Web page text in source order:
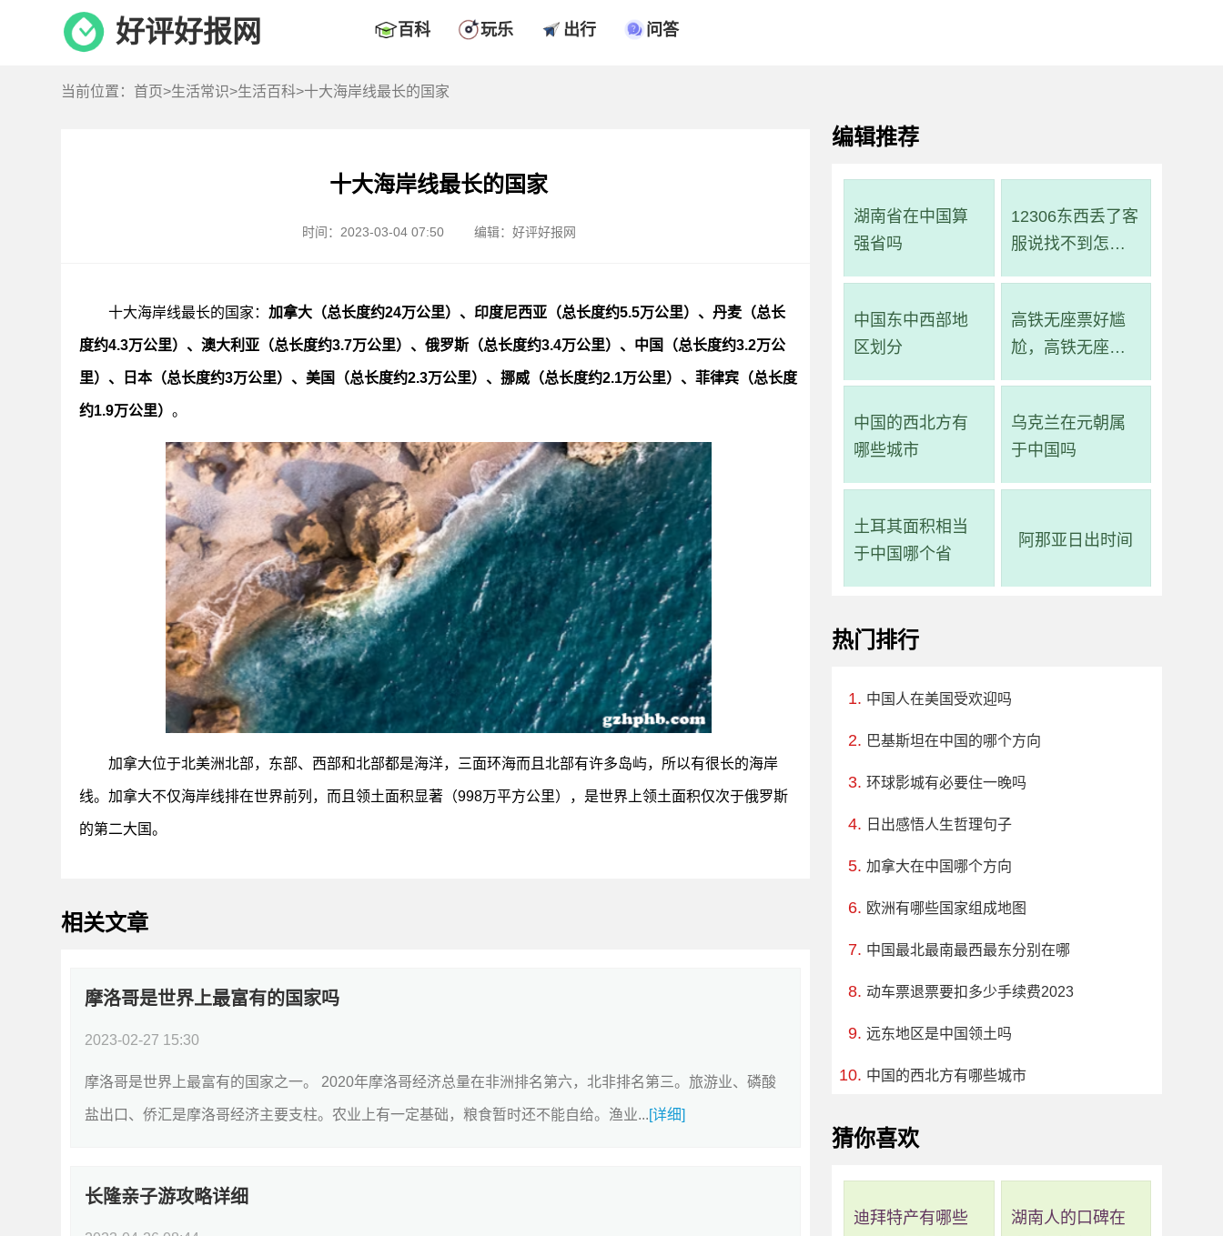
好评好报网 百科 玩乐 出行 问答
当前位置： 首页>生活常识>生活百科>十大海岸线最长的国家
十大海岸线最长的国家
时间：2023-03-04 07:50 编辑：好评好报网
十大海岸线最长的国家：加拿大（总长度约24万公里）、印度尼西亚（总长度约5.5万公里）、丹麦（总长
度约4.3万公里）、澳大利亚（总长度约3.7万公里）、俄罗斯（总长度约3.4万公里）、中国（总长度约3.2万公
里）、日本（总长度约3万公里）、美国（总长度约2.3万公里）、挪威（总长度约2.1万公里）、菲律宾（总长度
约1.9万公里）。
加拿大位于北美洲北部，东部、西部和北部都是海洋，三面环海而且北部有许多岛屿，所以有很长的海岸
线。加拿大不仅海岸线排在世界前列，而且领土面积显著（998万平方公里），是世界上领土面积仅次于俄罗斯
的第二大国。
相关文章
摩洛哥是世界上最富有的国家吗
2023-02-27 15:30
摩洛哥是世界上最富有的国家之一。 2020年摩洛哥经济总量在非洲排名第六，北非排名第三。旅游业、磷酸
盐出口、侨汇是摩洛哥经济主要支柱。农业上有一定基础，粮食暂时还不能自给。渔业...[详细]
长隆亲子游攻略详细
编辑推荐
湖南省在中国算
强省吗
12306东西丢了客
服说找不到怎么
中国东中西部地
区划分
高铁无座票好尴
尬，高铁无座票
中国的西北方有
哪些城市
乌克兰在元朝属
于中国吗
土耳其面积相当
于中国哪个省
阿那亚日出时间
热门排行
中国人在美国受欢迎吗
巴基斯坦在中国的哪个方向
环球影城有必要住一晚吗
日出感悟人生哲理句子
加拿大在中国哪个方向
欧洲有哪些国家组成地图
中国最北最南最西最东分别在哪
动车票退票要扣多少手续费2023
远东地区是中国领土吗
中国的西北方有哪些城市
猜你喜欢
迪拜特产有哪些
湖南人的口碑在